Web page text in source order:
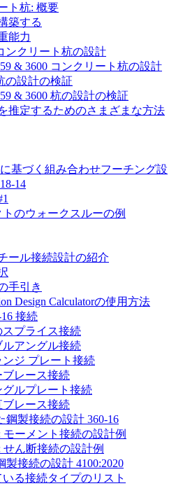
ト杭: 概要
築する
能力
ンクリート杭の設計
& 3600 コンクリート杭の設計
の設計の検証
& 3600 杭の設計の検証
推定するためのさまざまな方法
基づく組み合わせフーチング設
14
のウォークスルーの例
ール接続設計の紹介
手引き
Design Calculatorの使用方法
接続
スプライス接続
ルアングル接続
ンジ プレート接続
ブレース接続
グルプレート接続
ブレース接続
鋼製接続の設計 360-16
モーメント接続の設計例
せん断接続の設計例
製接続の設計 4100:2020
る接続タイプのリスト